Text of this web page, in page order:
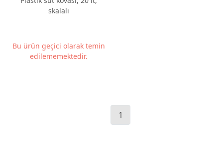
skalalı
Bu ürün geçici olarak temin
edilememektedir.
1